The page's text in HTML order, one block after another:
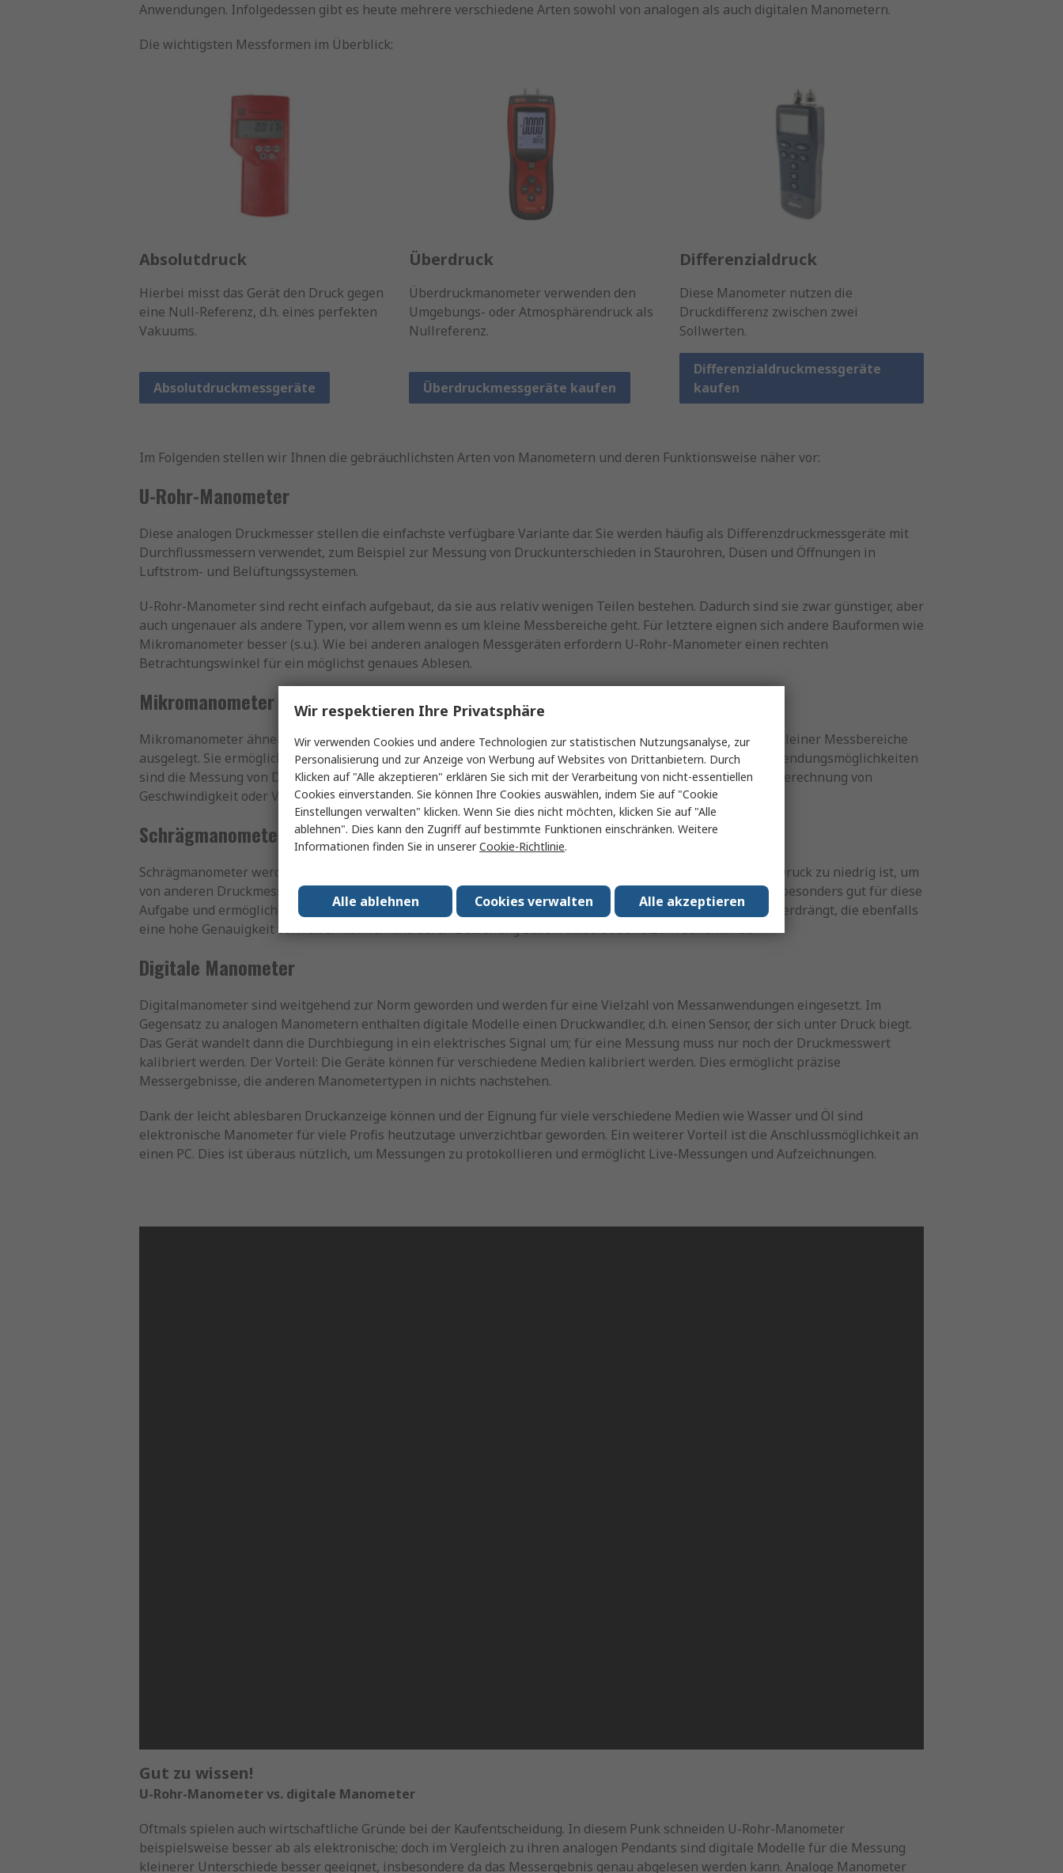
Anwendungen. Infolgedessen gibt es heute mehrere verschiedene Arten sowohl von analogen als auch digitalen Manometern.
Die wichtigsten Messformen im Überblick:
Absolutdruck
Hierbei misst das Gerät den Druck gegen
eine Null-Referenz, d.h. eines perfekten
Vakuums.
Absolutdruckmessgeräte
Überdruck
Überdruckmanometer verwenden den
Umgebungs- oder Atmosphärendruck als
Nullreferenz.
Überdruckmessgeräte kaufen
Differenzialdruck
Diese Manometer nutzen die
Druckdifferenz zwischen zwei
Sollwerten.
Differenzialdruckmessgeräte
kaufen
Im Folgenden stellen wir Ihnen die gebräuchlichsten Arten von Manometern und deren Funktionsweise näher vor:
U-Rohr-Manometer
Diese analogen Druckmesser stellen die einfachste verfügbare Variante dar. Sie werden häufig als Differenzdruckmessgeräte mit
Durchflussmessern verwendet, zum Beispiel zur Messung von Druckunterschieden in Staurohren, Düsen und Öffnungen in
Luftstrom- und Belüftungssystemen.
U-Rohr-Manometer sind recht einfach aufgebaut, da sie aus relativ wenigen Teilen bestehen. Dadurch sind sie zwar günstiger, aber
auch ungenauer als andere Typen, vor allem wenn es um kleine Messbereiche geht. Für letztere eignen sich andere Bauformen wie
Mikromanometer besser (s.u.). Wie bei anderen analogen Messgeräten erfordern U-Rohr-Manometer einen rechten
Betrachtungswinkel für ein möglichst genaues Ablesen.
Mikromanometer
Mikromanometer ähneln sehr stark anderen Typen, sind aber empfindlicher und speziell zur Anzeige sehr kleiner Messbereiche
ausgelegt. Sie ermöglichen dadurch die genaue, präzise Ablesung kleinster Druckdifferenzen. Typische Anwendungsmöglichkeiten
sind die Messung von Differenzdruck verwendet sowie zum Testen oder Abgleichen von Systemen und zur Berechnung von
Geschwindigkeit oder Volumenstrom.
Schrägmanometer
Schrägmanometer werden typischerweise zur Messung von Flüssigkeiten und Gasen verwendet, wenn der Druck zu niedrig ist, um
von anderen Druckmessern exakt erfasst zu werden. Durch ihre abgewinkelte Konstruktion eignen sie sich besonders gut für diese
Aufgabe und ermöglicht genaue Messungen. Sie werden allerdings zunehmend von digitalen Manometern verdrängt, die ebenfalls
eine hohe Genauigkeit vorweisen können und deren Bedienung zudem äußerst benutzerfreundlich ist.
Digitale Manometer
Digitalmanometer sind weitgehend zur Norm geworden und werden für eine Vielzahl von Messanwendungen eingesetzt. Im
Gegensatz zu analogen Manometern enthalten digitale Modelle einen Druckwandler, d.h. einen Sensor, der sich unter Druck biegt.
Das Gerät wandelt dann die Durchbiegung in ein elektrisches Signal um; für eine Messung muss nur noch der Druckmesswert
kalibriert werden. Der Vorteil: Die Geräte können für verschiedene Medien kalibriert werden. Dies ermöglicht präzise
Messergebnisse, die anderen Manometertypen in nichts nachstehen.
Dank der leicht ablesbaren Druckanzeige können und der Eignung für viele verschiedene Medien wie Wasser und Öl sind
elektronische Manometer für viele Profis heutzutage unverzichtbar geworden. Ein weiterer Vorteil ist die Anschlussmöglichkeit an
einen PC. Dies ist überaus nützlich, um Messungen zu protokollieren und ermöglicht Live-Messungen und Aufzeichnungen.
Gut zu wissen!
U-Rohr-Manometer vs. digitale Manometer
Oftmals spielen auch wirtschaftliche Gründe bei der Kaufentscheidung. In diesem Punk schneiden U-Rohr-Manometer
beispielsweise besser ab als elektronische; doch im Vergleich zu ihren analogen Pendants sind digitale Modelle für die Messung
kleinerer Unterschiede besser geeignet, insbesondere da das Messergebnis genau abgelesen werden kann. Analoge Manometer
Wir respektieren Ihre Privatsphäre
Wir verwenden Cookies und andere Technologien zur statistischen Nutzungsanalyse, zur
Personalisierung und zur Anzeige von Werbung auf Websites von Drittanbietern. Durch
Klicken auf "Alle akzeptieren" erklären Sie sich mit der Verarbeitung von nicht-essentiellen
Cookies einverstanden. Sie können Ihre Cookies auswählen, indem Sie auf "Cookie
Einstellungen verwalten" klicken. Wenn Sie dies nicht möchten, klicken Sie auf "Alle
ablehnen". Dies kann den Zugriff auf bestimmte Funktionen einschränken. Weitere
Informationen finden Sie in unsererCookie-Richtlinie.
Alle akzeptieren
Cookies verwalten
Alle ablehnen